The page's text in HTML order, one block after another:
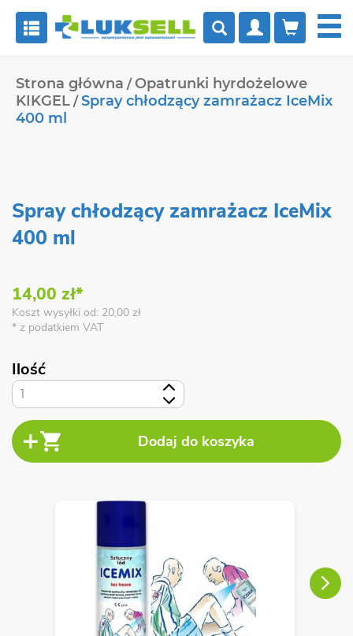
 
Strona główna
Opatrunki hyrdożelowe
KIKGEL
Spray chłodzący zamrażacz IceMix
400 ml
Spray chłodzący zamrażacz IceMix
400 ml
14,00 zł*
Koszt wysyłki od: 20,00 zł
* z podatkiem VAT
Ilość
Next